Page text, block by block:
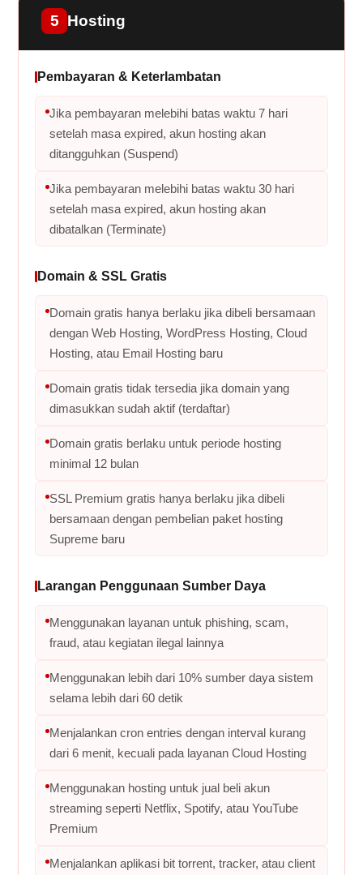
5 Hosting
Pembayaran & Keterlambatan
Jika pembayaran melebihi batas waktu 7 hari
setelah masa expired, akun hosting akan
ditangguhkan (Suspend)
Jika pembayaran melebihi batas waktu 30 hari
setelah masa expired, akun hosting akan
dibatalkan (Terminate)
Domain & SSL Gratis
Domain gratis hanya berlaku jika dibeli bersamaan
dengan Web Hosting, WordPress Hosting, Cloud
Hosting, atau Email Hosting baru
Domain gratis tidak tersedia jika domain yang
dimasukkan sudah aktif (terdaftar)
Domain gratis berlaku untuk periode hosting
minimal 12 bulan
SSL Premium gratis hanya berlaku jika dibeli
bersamaan dengan pembelian paket hosting
Supreme baru
Larangan Penggunaan Sumber Daya
Menggunakan layanan untuk phishing, scam,
fraud, atau kegiatan ilegal lainnya
Menggunakan lebih dari 10% sumber daya sistem
selama lebih dari 60 detik
Menjalankan cron entries dengan interval kurang
dari 6 menit, kecuali pada layanan Cloud Hosting
Menggunakan hosting untuk jual beli akun
streaming seperti Netflix, Spotify, atau YouTube
Premium
Menjalankan aplikasi bit torrent, tracker, atau client